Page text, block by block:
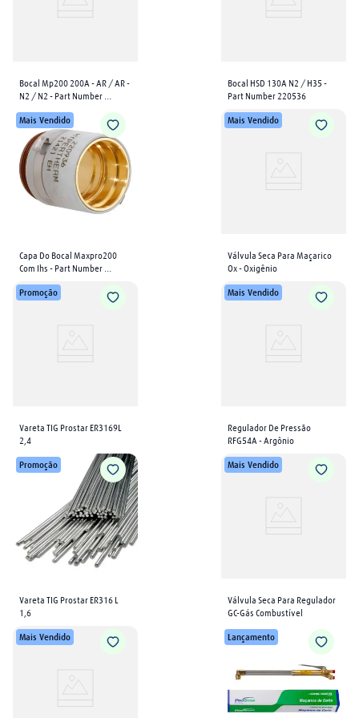
Bocal Mp200 200A - AR / AR -
N2 / N2 - Part Number
Bocal HSD 130A N2 / H35 -
Part Number 220536
Mais Vendido
Capa Do Bocal Maxpro200
Com Ihs - Part Number
Mais Vendido
Válvula Seca Para Maçarico
Ox - Oxigênio
Promoção
Vareta TIG Prostar ER3169L
2,4
Mais Vendido
Regulador De Pressão
RFG54A - Argônio
Promoção
Vareta TIG Prostar ER316 L
1,6
Mais Vendido
Válvula Seca Para Regulador
GC-Gás Combustível
Mais Vendido
Lançamento
arame mig
10ºextensão